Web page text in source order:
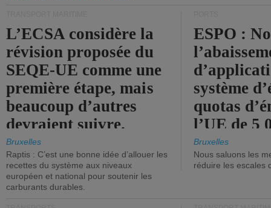
L’ECSA considère la
révision proposée du
SEQE-UE comme une
première étape, mais
beaucoup d’autres
devraient suivre.
Bruxelles
Raptis : C’est une bonne idée d’allouer les
recettes du système aux niveaux
européen et national pour soutenir les
carburants durables.
ESPO :
système
quotas
l’UE de 5
tonneaux
brute.
Bruxelles
Nous saluons les
réduire les escales